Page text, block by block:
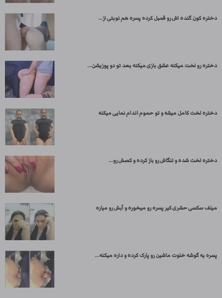
دختره کون گنده اش رو قمبل کرده پسره هم نوبتی از...
دختره رو لخت میکنه عشق بازی میکنه بعد تو دو پوزیشن...
دختره لخت کامل میشه و تو حموم اندام نمایی میکنه
دختره لخت شده و لنگاش رو باز کرده و کصش رو...
میلف سکسی حشری کیر پسره رو میخوره و آبش رو میاره
پسره یه گوشه خلوت ماشین رو پارک کرده و داره میکنه...